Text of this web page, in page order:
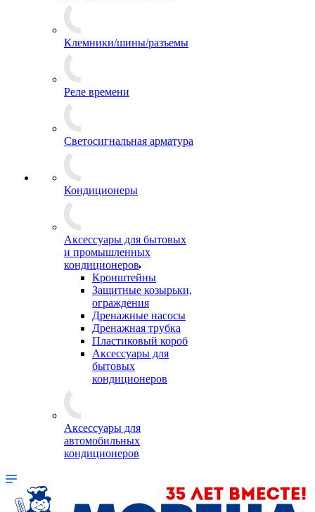
Клемники/шины/разъемы
Реле времени
Светосигнальная арматура
Кондиционеры
Аксессуары для бытовых
и промышленных
кондиционеров
Кронштейны
Защитные козырьки,
ограждения
Дренажные насосы
Дренажная трубка
Пластиковый короб
Аксессуары для
бытовых
кондиционеров
Аксессуары для
автомобильных
кондиционеров